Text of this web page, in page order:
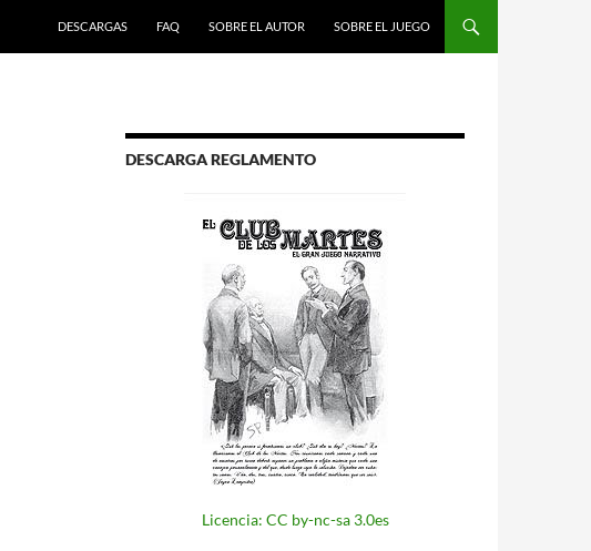
DESCARGAS
FAQ SOBRE EL AUTOR SOBRE EL JUEGO
DESCARGA REGLAMENTO
Licencia: CC by-nc-sa 3.0es